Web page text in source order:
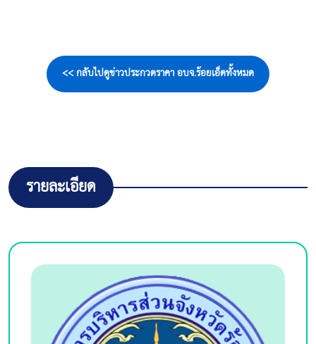
<< กลับไปดูข่าวประกวดราคา อบจ.ร้อยเอ็ดทั้งหมด
รายละเอียด